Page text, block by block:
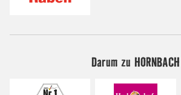
Darum zu HORNBACH